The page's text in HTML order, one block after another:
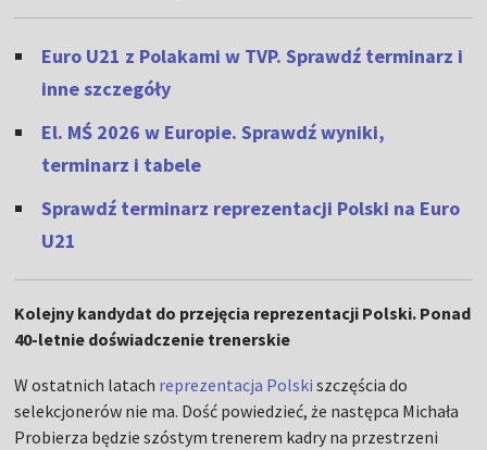
Euro U21 z Polakami w TVP. Sprawdź terminarz i
inne szczegóły
El. MŚ 2026 w Europie. Sprawdź wyniki,
terminarz i tabele
Sprawdź terminarz reprezentacji Polski na Euro
U21
Kolejny kandydat do przejęcia reprezentacji Polski. Ponad
40-letnie doświadczenie trenerskie
W ostatnich latach reprezentacja Polski szczęścia do
selekcjonerów nie ma. Dość powiedzieć, że następca Michała
Probierza będzie szóstym trenerem kadry na przestrzeni